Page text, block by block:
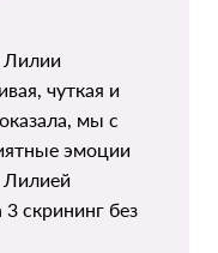
Лилии
чуткая и
мы с
эмоции
Лилией
скрининг без